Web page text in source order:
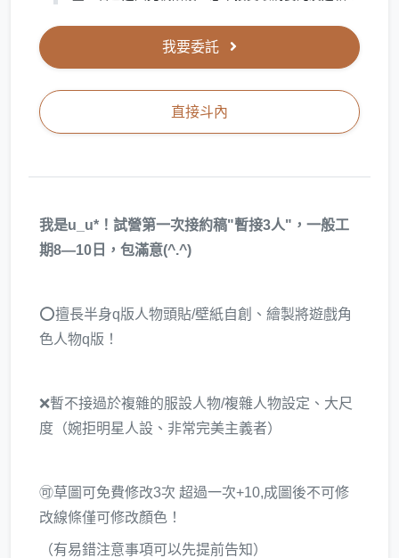
我要委託
直接斗內
我是u_u*！試營第一次接約稿"暫接3人"，一般工
期8—10日，包滿意(^.^)
⭕️擅長半身q版人物頭貼/壁紙自創、繪製將遊戲角
色人物q版！
❌暫不接過於複雜的服設人物/複雜人物設定、大尺
度（婉拒明星人設、非常完美主義者）
🉑草圖可免費修改3次 超過一次+10,成圖後不可修
改線條僅可修改顏色！
（有易錯注意事項可以先提前告知）